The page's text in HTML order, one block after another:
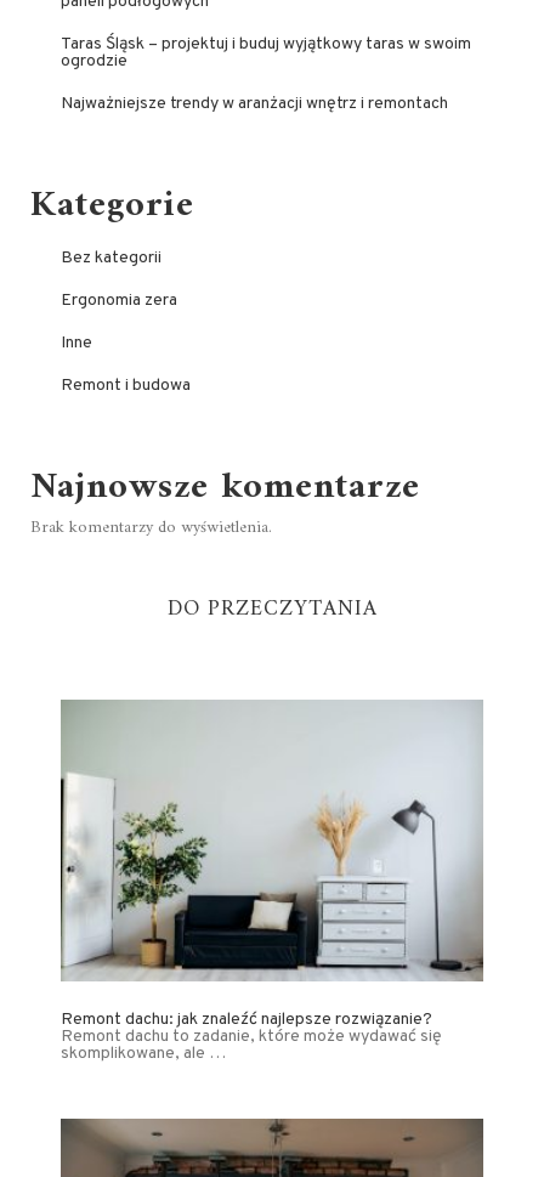
Taras Śląsk – projektuj i buduj wyjątkowy taras w swoim
ogrodzie
Najważniejsze trendy w aranżacji wnętrz i remontach
Kategorie
Bez kategorii
Ergonomia zera
Inne
Remont i budowa
Najnowsze komentarze
Brak komentarzy do wyświetlenia.
DO PRZECZYTANIA
Remont dachu: jak znaleźć najlepsze rozwiązanie?
Remont dachu to zadanie, które może wydawać się
skomplikowane, ale …